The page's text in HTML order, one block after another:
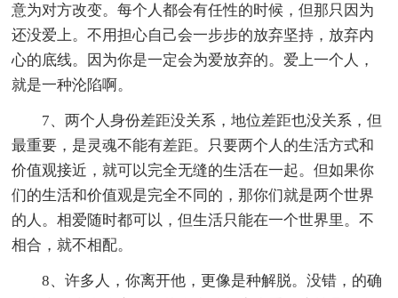
意为对方改变。每个人都会有任性的时候，但那只因为
还没爱上。不用担心自己会一步步的放弃坚持，放弃内
心的底线。因为你是一定会为爱放弃的。爱上一个人，
就是一种沦陷啊。
7、两个人身份差距没关系，地位差距也没关系，但
最重要，是灵魂不能有差距。只要两个人的生活方式和
价值观接近，就可以完全无缝的生活在一起。但如果你
们的生活和价值观是完全不同的，那你们就是两个世界
的人。相爱随时都可以，但生活只能在一个世界里。不
相合，就不相配。
8、许多人，你离开他，更像是种解脱。没错，的确